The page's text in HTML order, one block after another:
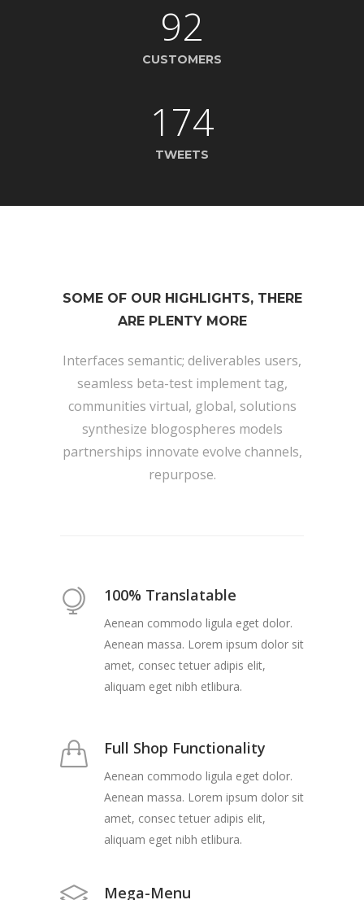
92
CUSTOMERS
174
TWEETS
SOME OF OUR HIGHLIGHTS, THERE
ARE PLENTY MORE
Interfaces semantic; deliverables users,
seamless beta-test implement tag,
communities virtual, global, solutions
synthesize blogospheres models
partnerships innovate evolve channels,
repurpose.
100% Translatable
Aenean commodo ligula eget dolor.
Aenean massa. Lorem ipsum dolor sit
amet, consec tetuer adipis elit,
aliquam eget nibh etlibura.
Full Shop Functionality
Aenean commodo ligula eget dolor.
Aenean massa. Lorem ipsum dolor sit
amet, consec tetuer adipis elit,
aliquam eget nibh etlibura.
Mega-Menu